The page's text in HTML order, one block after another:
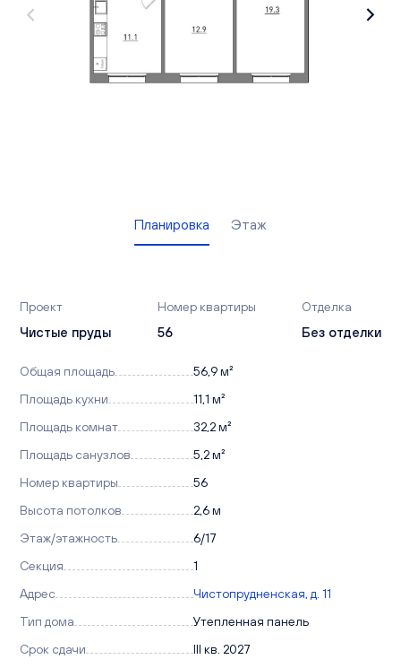
Вакансии
Офисы продаж
Планировка Этаж
Проект
Чистые пруды
Номер квартиры
56
Отделка
Без отделки
Общая площадь
56,9 м²
Площадь кухни
11,1 м²
Площадь комнат
32,2 м²
Площадь санузлов
5,2 м²
Номер квартиры
56
Высота потолков
2,6 м
Этаж/этажность
6/17
Секция
1
Адрес
Чистопрудненская, д. 11
Тип дома
Утепленная панель
Срок сдачи
III кв. 2027